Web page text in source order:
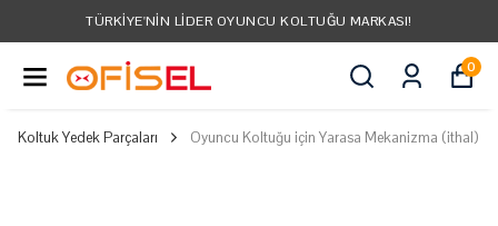
TÜRKIYE'NIN LIDER OYUNCU KOLTUĞU MARKASI!
0
Koltuk Yedek Parçaları Oyuncu Koltuğu için Yarasa Mekanizma (ithal)